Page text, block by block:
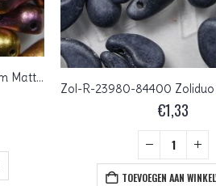
Zol-R-01640 Zoliduo Right 5×8 mm Matte Metallic Bronze Iris
€1,33
TOEVOEGEN AAN